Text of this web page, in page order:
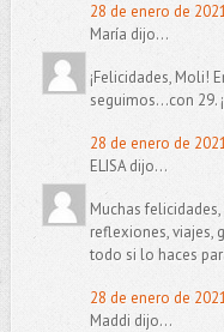
28 de enero de
María dijo...
¡Felicidades, Moli!
seguimos...con 29.
28 de enero de
ELISA dijo...
Muchas
reflexiones, viajes,
todo si lo haces
28 de enero de
Maddi dijo...